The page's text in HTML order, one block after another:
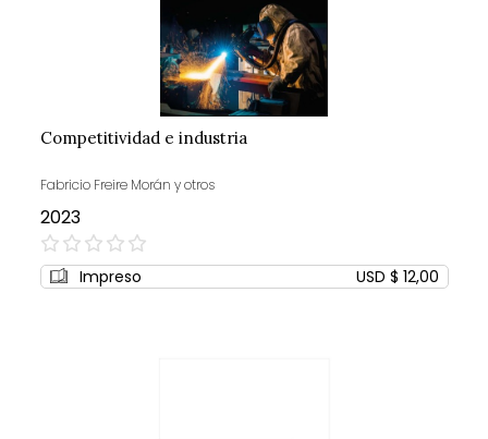
Competitividad e industria
Fabricio Freire Morán y otros
2023
0%
Impreso USD $ 12,00